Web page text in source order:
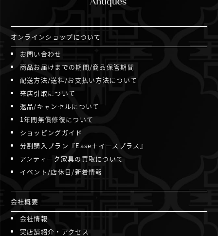
オンラインショップについて
お問い合わせ
商品お届けまでの期間/商品保管期間
配送方法/送料/お支払い方法について
来店引取について
返品/キャンセルについて
1年間無償修復について
ショッピングガイド
分割購入プラン『Ease＋イースプラス』
アンティーク家具の買取について
イベント/店休日/新着情報
会社概要
会社情報
実店舗紹介・アクセス